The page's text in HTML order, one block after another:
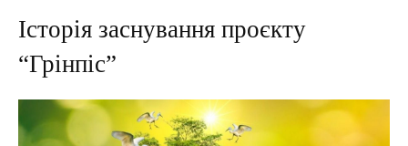
Історія заснування проєкту
“Грінпіс”